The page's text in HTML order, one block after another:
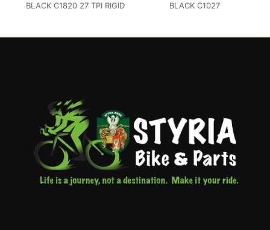
BLACK C1820 27 TPI RIGID
BLACK C1027